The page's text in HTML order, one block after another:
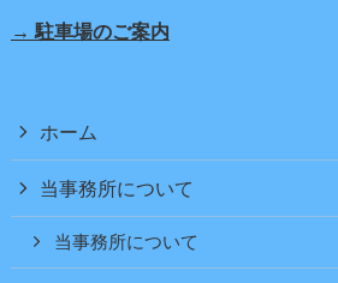
→ 駐車場のご案内
ホーム
当事務所について
当事務所について